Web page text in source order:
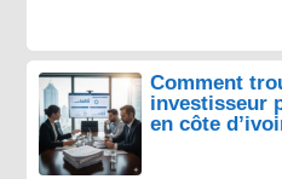
Comment
investisseur
en côte